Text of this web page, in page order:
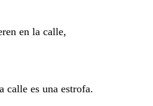
en la calle,
calle es una estrofa.